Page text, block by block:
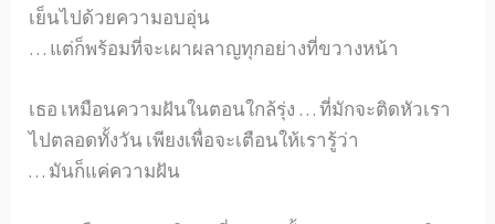
เย็นไปด้วยความอบอุ่น
… แต่ก็พร้อมที่จะเผาผลาญทุกอย่างที่ขวางหน้า
เธอ เหมือนความฝันในตอนใกล้รุ่ง … ที่มักจะติดหัวเรา
ไปตลอดทั้งวัน เพียงเพื่อจะเตือนให้เรารู้ว่า
. . . มันก็แค่ความฝัน